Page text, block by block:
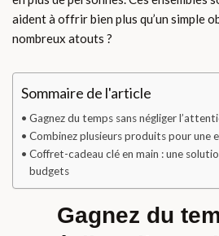
aident à offrir bien plus qu’un simple
nombreux atouts ?
Sommaire de l'article
Gagnez du temps sans négliger
Combinez plusieurs produits pour une
Coffret-cadeau clé en main : une
budgets
Gagnez du